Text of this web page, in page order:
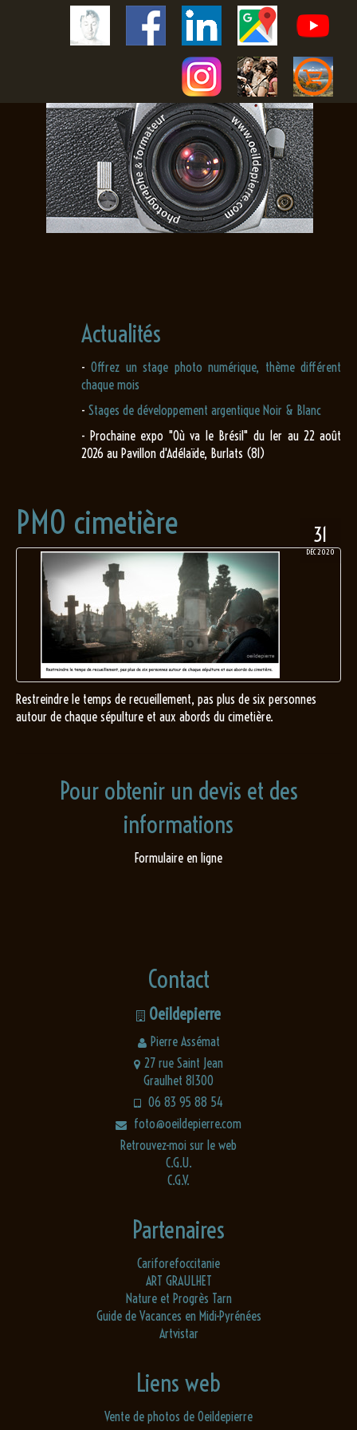
Actualités
-Offrez un stage photo numérique, thème différent
chaque mois
- Stages de développement argentique Noir & Blanc
- Prochaine expo "Où va le Brésil" du 1er au 22 août
2026 au Pavillon d'Adélaïde, Burlats (81)
31
DÉC 2020
PMO cimetière
Restreindre le temps de recueillement, pas plus de six personnes
autour de chaque sépulture et aux abords du cimetière.
Pour obtenir un devis et des
informations
Formulaire en ligne
Contact
Oeildepierre
Pierre Assémat
27 rue Saint Jean
Graulhet 81300
06 83 95 88 54
foto@oeildepierre.com
Retrouvez-moi sur le web
C.G.U.
C.G.V.
Partenaires
Cariforefoccitanie
ART GRAULHET
Nature et Progrès Tarn
Guide de Vacances en Midi-Pyrénées
Artvistar
Liens web
Vente de photos de Oeildepierre